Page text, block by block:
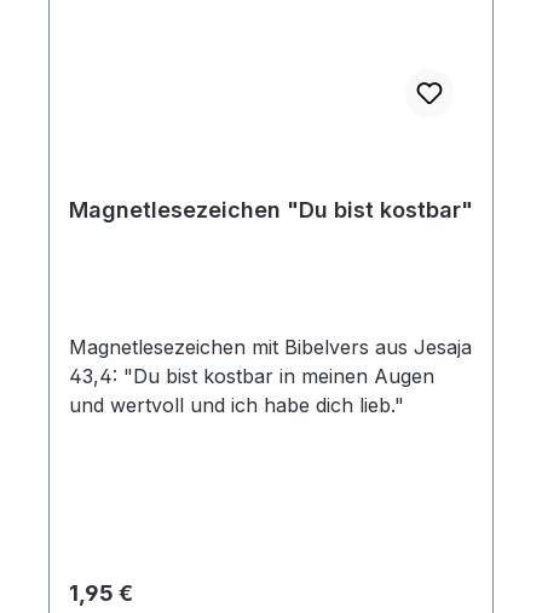
Magnetlesezeichen "Du bist kostbar"
Magnetlesezeichen mit Bibelvers aus Jesaja
43,4: "Du bist kostbar in meinen Augen
und wertvoll und ich habe dich lieb."
Regulärer Preis:
1,95 €